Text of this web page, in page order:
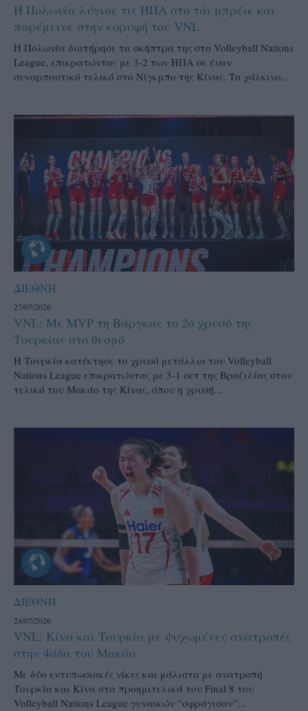
Η Πολωνία λύγισε τις ΗΠΑ στο τάι μπρέικ και
παρέμεινε στην κορυφή του VNL
Η Πολωνία διατήρησε τα σκήπτρα της στο Volleyball Nations
League, επικρατώντας με 3-2 των ΗΠΑ σε έναν
συναρπαστικό τελικό στο Νίγκμπο της Κίνας. Το χάλκινο...
ΔΙΕΘΝΗ
27/07/2026
VNL: Με MVP τη Βάργκας το 2ο χρυσό της
Τουρκίας στο θεσμό
H Τουρκία κατέκτησε το χρυσό μετάλλιο του Volleyball
Nations League επικρατώντας με 3-1 σετ της Βραζιλίας στον
τελικό του Μακάο της Κίνας, όπου η χρυσή...
ΔΙΕΘΝΗ
24/07/2026
VNL: Κίνα και Τουρκία με ψυχωμένες ανατροπές
στην 4άδα του Μακάο
Με δύο εντυπωσιακές νίκες και μάλιστα με ανατροπή
Τουρκία και Κίνα στα προημιτελικά του Final 8 του
Volleyball Nations League γυναικών “σφράγισαν”...